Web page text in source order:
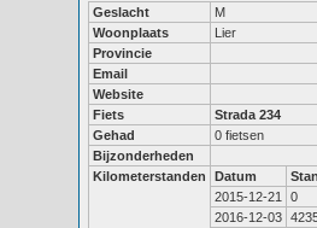
Geslacht
M
Woonplaats
Lier
Provincie
Email
Website
Fiets
Strada 234
Gehad
0 fietsen
Bijzonderheden
Kilometerstanden
Datum
2015-12-21
0
2016-12-03